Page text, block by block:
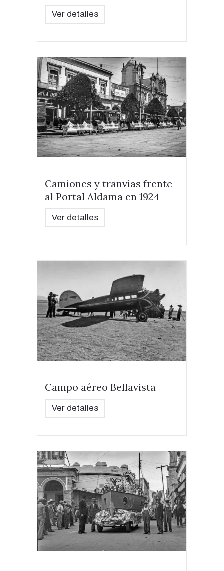
Ver detalles
Camiones y tranvías frente
al Portal Aldama en 1924
Ver detalles
Campo aéreo Bellavista
Ver detalles